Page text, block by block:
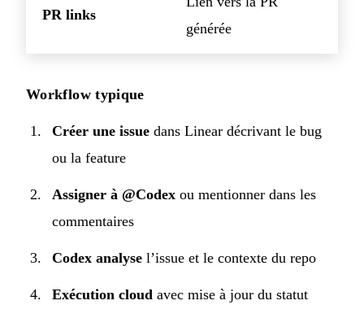
PR links
générée
Workflow typique
Créer une issue dans Linear décrivant le bug
ou la feature
Assigner à @Codex ou mentionner dans les
commentaires
Codex analyse l’issue et le contexte du repo
Exécution cloud avec mise à jour du statut